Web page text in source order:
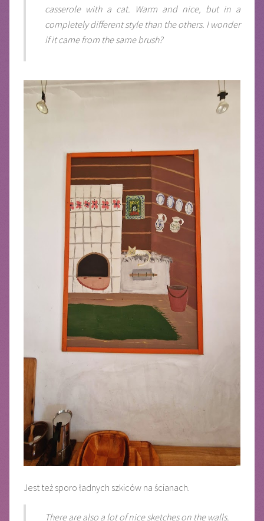
casserole with a cat. Warm and nice, but in a
completely different style than the others. I wonder
if it came from the same brush?
Jest też sporo ładnych szkiców na ścianach.
There are also a lot of nice sketches on the walls.